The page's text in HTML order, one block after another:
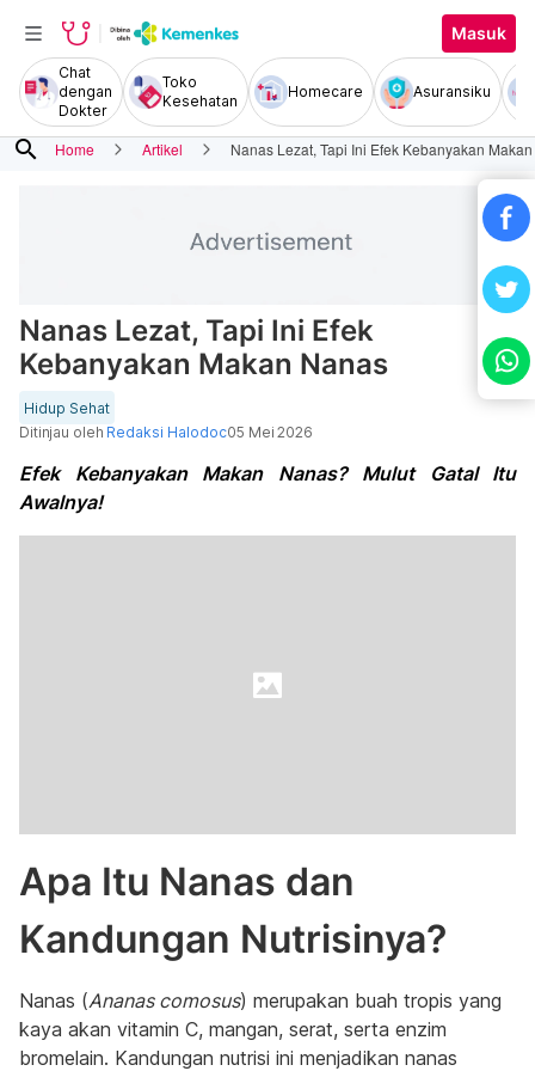
Masuk
Chat
dengan
Dokter
Toko
Kesehatan
Homecare Asuransiku
search Home Artikel Nanas Lezat, Tapi Ini Efek Kebanyakan
Nanas Lezat, Tapi Ini Efek
Kebanyakan Makan Nanas
Hidup Sehat
Ditinjau oleh Redaksi Halodoc05 Mei 2026
Efek Kebanyakan Makan Nanas? Mulut Gatal Itu
Awalnya!
Apa Itu Nanas dan
Kandungan Nutrisinya?
Nanas (Ananas comosus) merupakan buah tropis yang
kaya akan vitamin C, mangan, serat, serta enzim
bromelain. Kandungan nutrisi ini menjadikan nanas